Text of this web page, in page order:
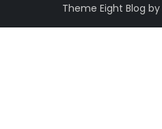
Theme Eight Blog by